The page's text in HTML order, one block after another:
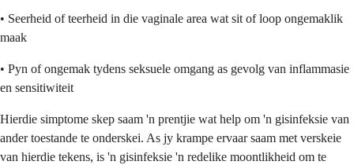
• Seerheid of teerheid in die vaginale area wat sit of loop ongemaklik
maak
• Pyn of ongemak tydens seksuele omgang as gevolg van inflammasie
en sensitiwiteit
Hierdie simptome skep saam 'n prentjie wat help om 'n gisinfeksie van
ander toestande te onderskei. As jy krampe ervaar saam met verskeie
van hierdie tekens, is 'n gisinfeksie 'n redelike moontlikheid om te